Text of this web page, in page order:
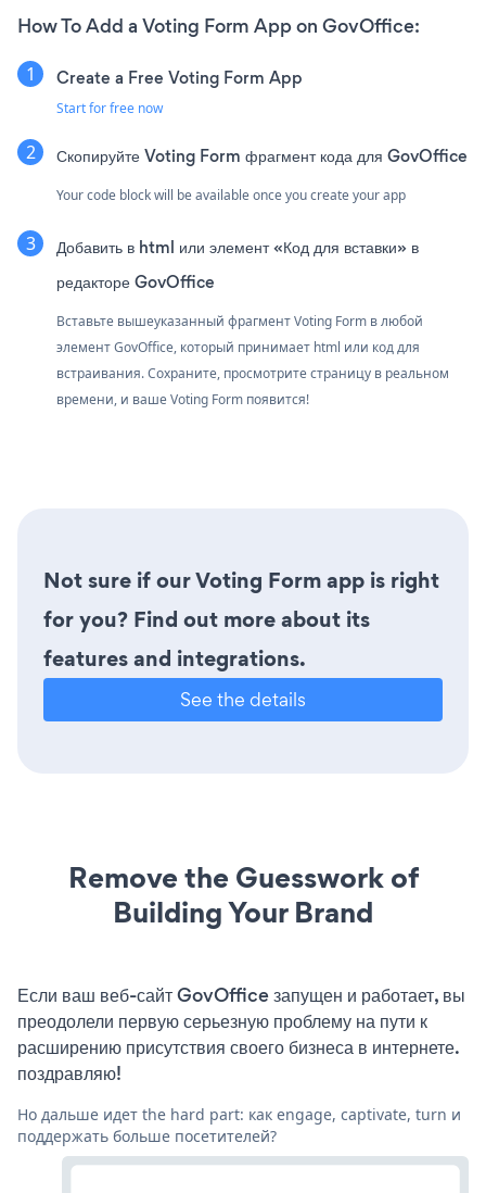
How To Add a Voting Form App on GovOffice:
Create a Free Voting Form App
Start for free now
Скопируйте Voting Form фрагмент кода для GovOffice
Your code block will be available once you create your app
Добавить в html или элемент «Код для вставки» в
редакторе GovOffice
Вставьте вышеуказанный фрагмент Voting Form в любой
элемент GovOffice, который принимает html или код для
встраивания. Сохраните, просмотрите страницу в реальном
времени, и ваше Voting Form появится!
Not sure if our Voting Form app is right
for you? Find out more about its
features and integrations.
See the details
Remove the Guesswork of
Building Your Brand
Если ваш веб-сайт GovOffice запущен и работает, вы
преодолели первую серьезную проблему на пути к
расширению присутствия своего бизнеса в интернете.
поздравляю!
Но дальше идет the hard part: как engage, captivate, turn и
поддержать больше посетителей?